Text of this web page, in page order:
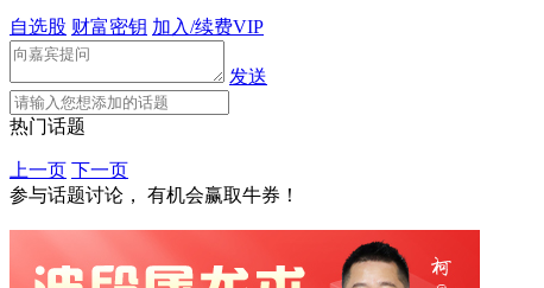
自选股 财富密钥 加入/续费VIP
发送
热门话题
上一页 下一页
参与话题讨论， 有机会赢取牛券！